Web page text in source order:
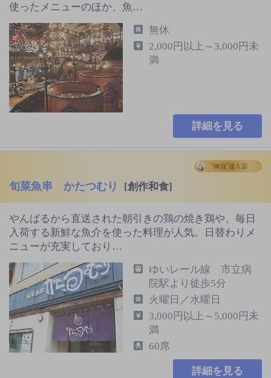
使ったメニューのほか、魚…
無休
2,000円以上～3,000円未
満
詳細を見る
旬菜魚串 かたつむり [創作和食]
やんばるから直送された朝引きの鶏の焼き鶏や、毎日
入荷する新鮮な魚介を使った料理が人気。日替わりメ
ニューが充実しており…
ゆいレール線 市立病
院駅より徒歩5分
火曜日／水曜日
3,000円以上～5,000円未
満
60席
詳細を見る